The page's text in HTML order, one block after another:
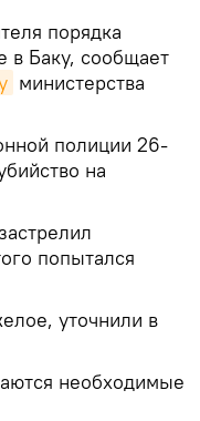
порядка
в Баку, сообщает
министерства
полиции 26-
на
попытался
уточнили в
необходимые